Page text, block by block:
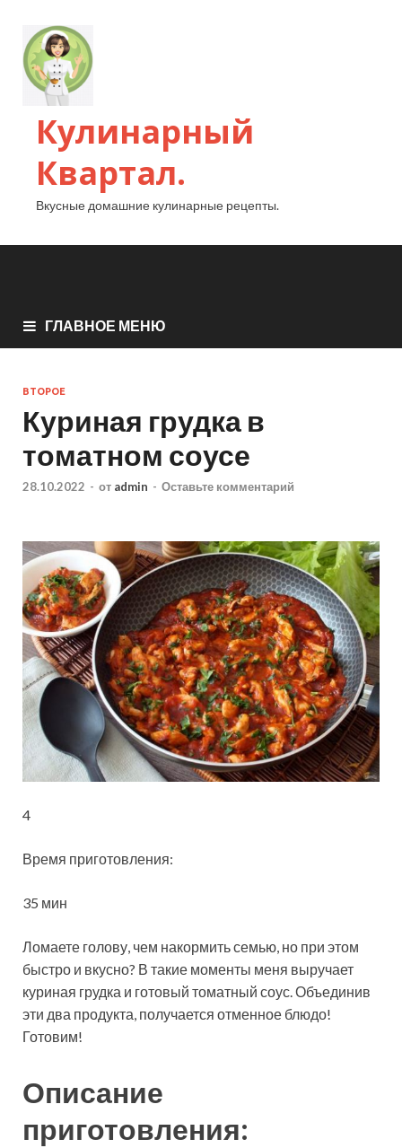
Кулинарный
Квартал.
Вкусные домашние кулинарные рецепты.
ГЛАВНОЕ МЕНЮ
ВТОРОЕ
Куриная грудка в
томатном соусе
28.10.2022 - от admin - Оставьте комментарий
4
Время приготовления:
35 мин
Ломаете голову, чем накормить семью, но при этом
быстро и вкусно? В такие моменты меня выручает
куриная грудка и готовый томатный соус. Объединив
эти два продукта, получается отменное блюдо!
Готовим!
Описание
приготовления: